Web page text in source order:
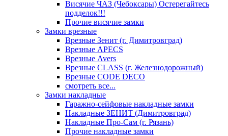
Висячие ЧАЗ (Чебоксары) Остерегайтесь
подделок!!!
Прочие висячие замки
Замки врезные
Врезные Зенит (г. Димитровград)
Врезные APECS
Врезные Avers
Врезные CLASS (г. Железнодорожный)
Врезные CODE DECO
смотреть все...
Замки накладные
Гаражно-сейфовые накладные замки
Накладные ЗЕНИТ (Димитровград)
Накладные Про-Сам (г. Рязань)
Прочие накладные замки